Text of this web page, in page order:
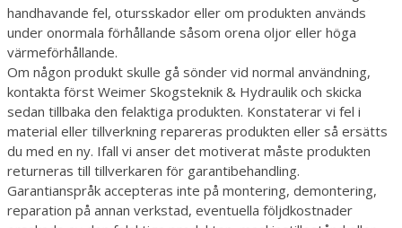
handhavande fel, otursskador eller om produkten används
under onormala förhållande såsom orena oljor eller höga
värmeförhållande.
Om någon produkt skulle gå sönder vid normal användning,
kontakta först Weimer Skogsteknik & Hydraulik och skicka
sedan tillbaka den felaktiga produkten. Konstaterar vi fel i
material eller tillverkning repareras produkten eller så ersätts
du med en ny. Ifall vi anser det motiverat måste produkten
returneras till tillverkaren för garantibehandling.
Garantianspråk accepteras inte på montering, demontering,
reparation på annan verkstad, eventuella följdkostnader